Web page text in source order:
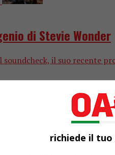
di Stevie Wonder
il suo recente
richiede il tuo